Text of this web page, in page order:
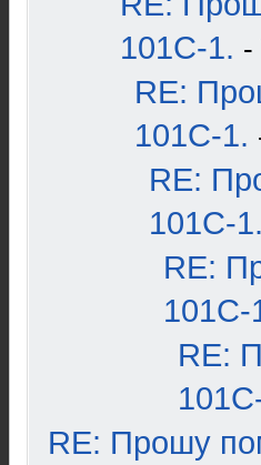
101С-1. -
RE:
101С-1.
RE:
101С-1.
RE:
101С-
RE:
RE: Прошу